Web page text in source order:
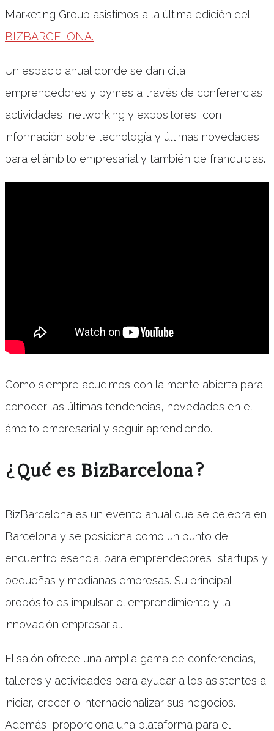
Marketing Group asistimos a la última edición del
BIZBARCELONA.
Un espacio anual donde se dan cita
emprendedores y pymes a través de conferencias,
actividades, networking y expositores, con
información sobre tecnología y últimas novedades
para el ámbito empresarial y también de franquicias.
Como siempre acudimos con la mente abierta para
conocer las últimas tendencias, novedades en el
ámbito empresarial y seguir aprendiendo.
¿Qué es BizBarcelona?
BizBarcelona es un evento anual que se celebra en
Barcelona y se posiciona como un punto de
encuentro esencial para emprendedores, startups y
pequeñas y medianas empresas. Su principal
propósito es impulsar el emprendimiento y la
innovación empresarial.
El salón ofrece una amplia gama de conferencias,
talleres y actividades para ayudar a los asistentes a
iniciar, crecer o internacionalizar sus negocios.
Además, proporciona una plataforma para el